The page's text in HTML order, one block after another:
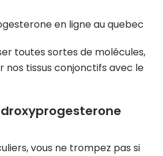
en ligne au quebec
toutes sortes de molécules,
tissus conjonctifs avec le
vous ne trompez pas si